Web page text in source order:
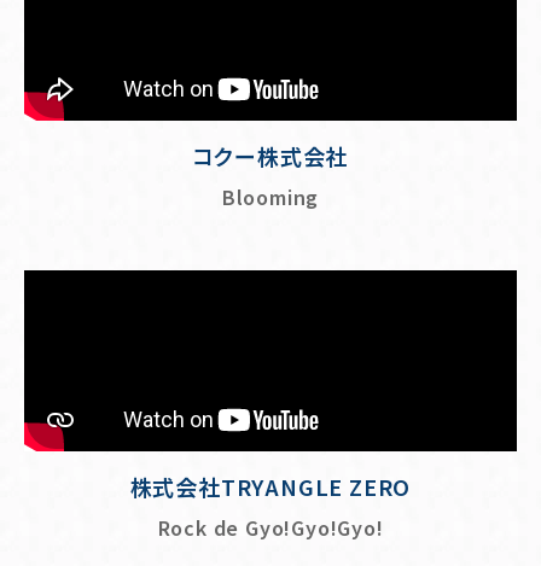
コクー株式会社
Blooming
株式会社TRYANGLE ZERO
Rock de Gyo!Gyo!Gyo!